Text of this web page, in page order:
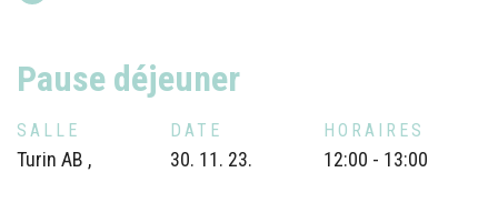
Pause déjeuner
SALLE
Turin AB ,
DATE
30. 11. 23.
HORAIRES
12:00 - 13:00